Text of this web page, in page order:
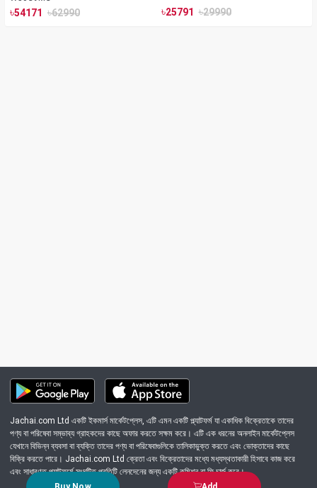
৳54171 ৳62990 ৳25791 ৳29990
Jachai.com Ltd একটি ইকমার্স মার্কেটপ্লেস, এটি এমন একটি প্ল্যাটফর্ম যা একাধিক বিক্রেতাকে তাদের
পণ্য বা পরিষেবা সম্ভাব্য গ্রাহকদের কাছে অফার করতে সক্ষম করে। এটি এক ধরনের অনলাইন মার্কেটপ্লেস
যেখানে বিভিন্ন ব্যবসা বা ব্যক্তি তাদের পণ্য বা পরিষেবাগুলিকে তালিকাভুক্ত করতে এবং ভোক্তাদের কাছে
বিক্রি করতে পারে। Jachai.com Ltd ক্রেতা এবং বিক্রেতাদের মধ্যে মধ্যস্থতাকারী হিসাবে কাজ করে
এবং সাধারণত প্ল্যাটফর্মে সংঘটিত প্রতিটি লেনদেনের জন্য একটি কমিশন বা ফি চার্জ করে।